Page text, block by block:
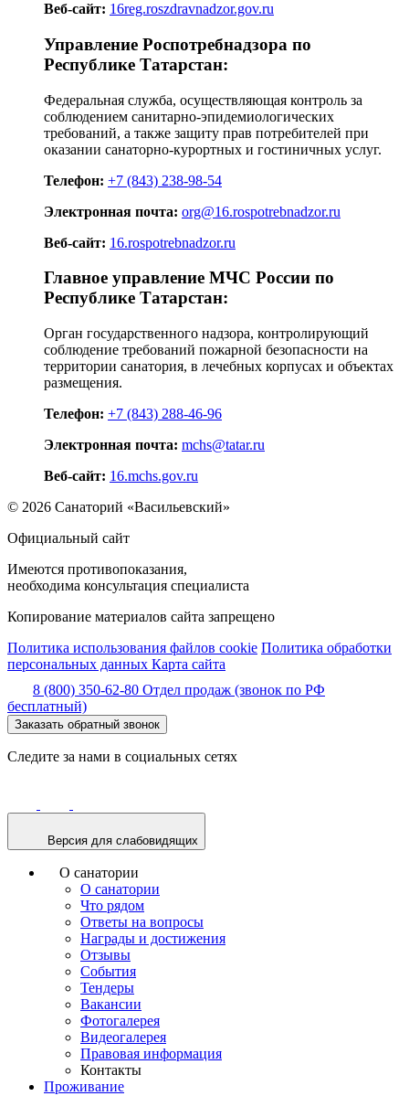
Веб-сайт: 16reg.roszdravnadzor.gov.ru
Управление Роспотребнадзора по
Республике Татарстан:
Федеральная служба, осуществляющая контроль за
соблюдением санитарно-эпидемиологических
требований, а также защиту прав потребителей при
оказании санаторно-курортных и гостиничных услуг.
Телефон: +7 (843) 238-98-54
Электронная почта: org@16.rospotrebnadzor.ru
Веб-сайт: 16.rospotrebnadzor.ru
Главное управление МЧС России по
Республике Татарстан:
Орган государственного надзора, контролирующий
соблюдение требований пожарной безопасности на
территории санатория, в лечебных корпусах и объектах
размещения.
Телефон: +7 (843) 288-46-96
Электронная почта: mchs@tatar.ru
Веб-сайт: 16.mchs.gov.ru
© 2026 Санаторий «Васильевский»
Официальный сайт
Имеются противопоказания,
необходима консультация специалиста
Копирование материалов сайта запрещено
Политика использования файлов cookie Политика обработки
персональных данных Карта сайта
8 (800) 350-62-80 Отдел продаж (звонок по РФ
бесплатный)
Заказать обратный звонок
Следите за нами в социальных сетях
Версия для слабовидящих
О санатории
О санатории
Что рядом
Ответы на вопросы
Награды и достижения
Отзывы
События
Тендеры
Вакансии
Фотогалерея
Видеогалерея
Правовая информация
Контакты
Проживание